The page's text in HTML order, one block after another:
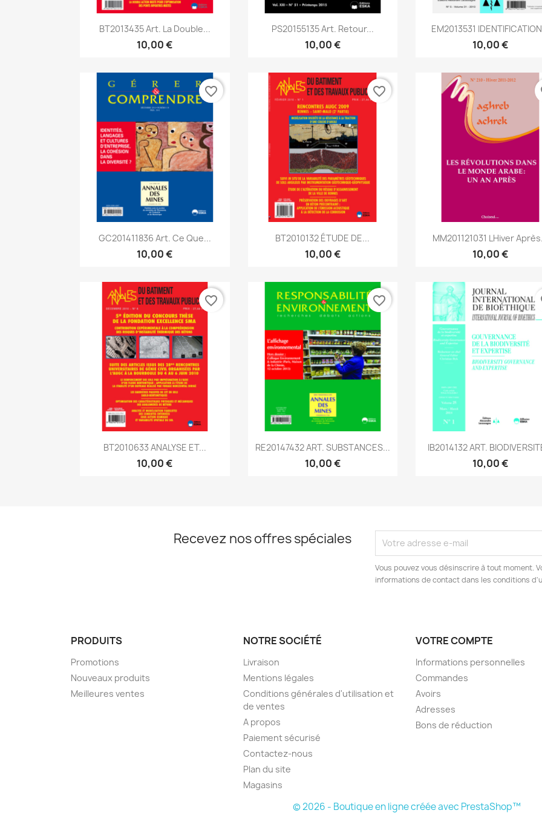
Aperçu rapide
BT2013435 Art. La Double...
10,00 €
Aperçu rapide
PS20155135 Art. Retour...
10,00 €
Aperçu rapide
EM2013531
10,00 €
Aperçu rapide
GC201411836 Art. Ce Que...
10,00 €
favorite_border
Aperçu rapide
BT2010132 ÉTUDE DE...
10,00 €
favorite_border
Aperçu rapide
MM201121031 Lhiver
10,00 €
Aperçu rapide
BT2010633 ANALYSE ET...
10,00 €
favorite_border
Aperçu rapide
RE20147432 ART. SUBSTANCES...
10,00 €
favorite_border
Aperçu rapide
IB2014132 ART.
10,00 €
Recevez nos offres spéciales
Vous pouvez vous désinscrire à tout moment.
informations de contact dans les conditions
PRODUITS
Promotions
Nouveaux produits
Meilleures ventes
NOTRE SOCIÉTÉ
Livraison
Mentions légales
Conditions générales d'utilisation et
de ventes
A propos
Paiement sécurisé
Contactez-nous
Plan du site
Magasins
VOTRE COMPTE
Informations personnelles
Commandes
Avoirs
Adresses
Bons de réduction
© 2026 - Boutique en ligne créée avec PrestaShop™